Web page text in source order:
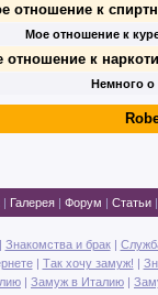
отношение к
Мое отношение к
отношение к
Немного о
| Галерея | Форум | Статьи
Знакомства и брак|
| Так хочу замуж! |
| Замуж в Италию |